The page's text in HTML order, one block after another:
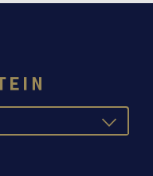
TOGGLE